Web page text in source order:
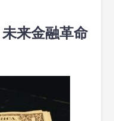
来金融革命